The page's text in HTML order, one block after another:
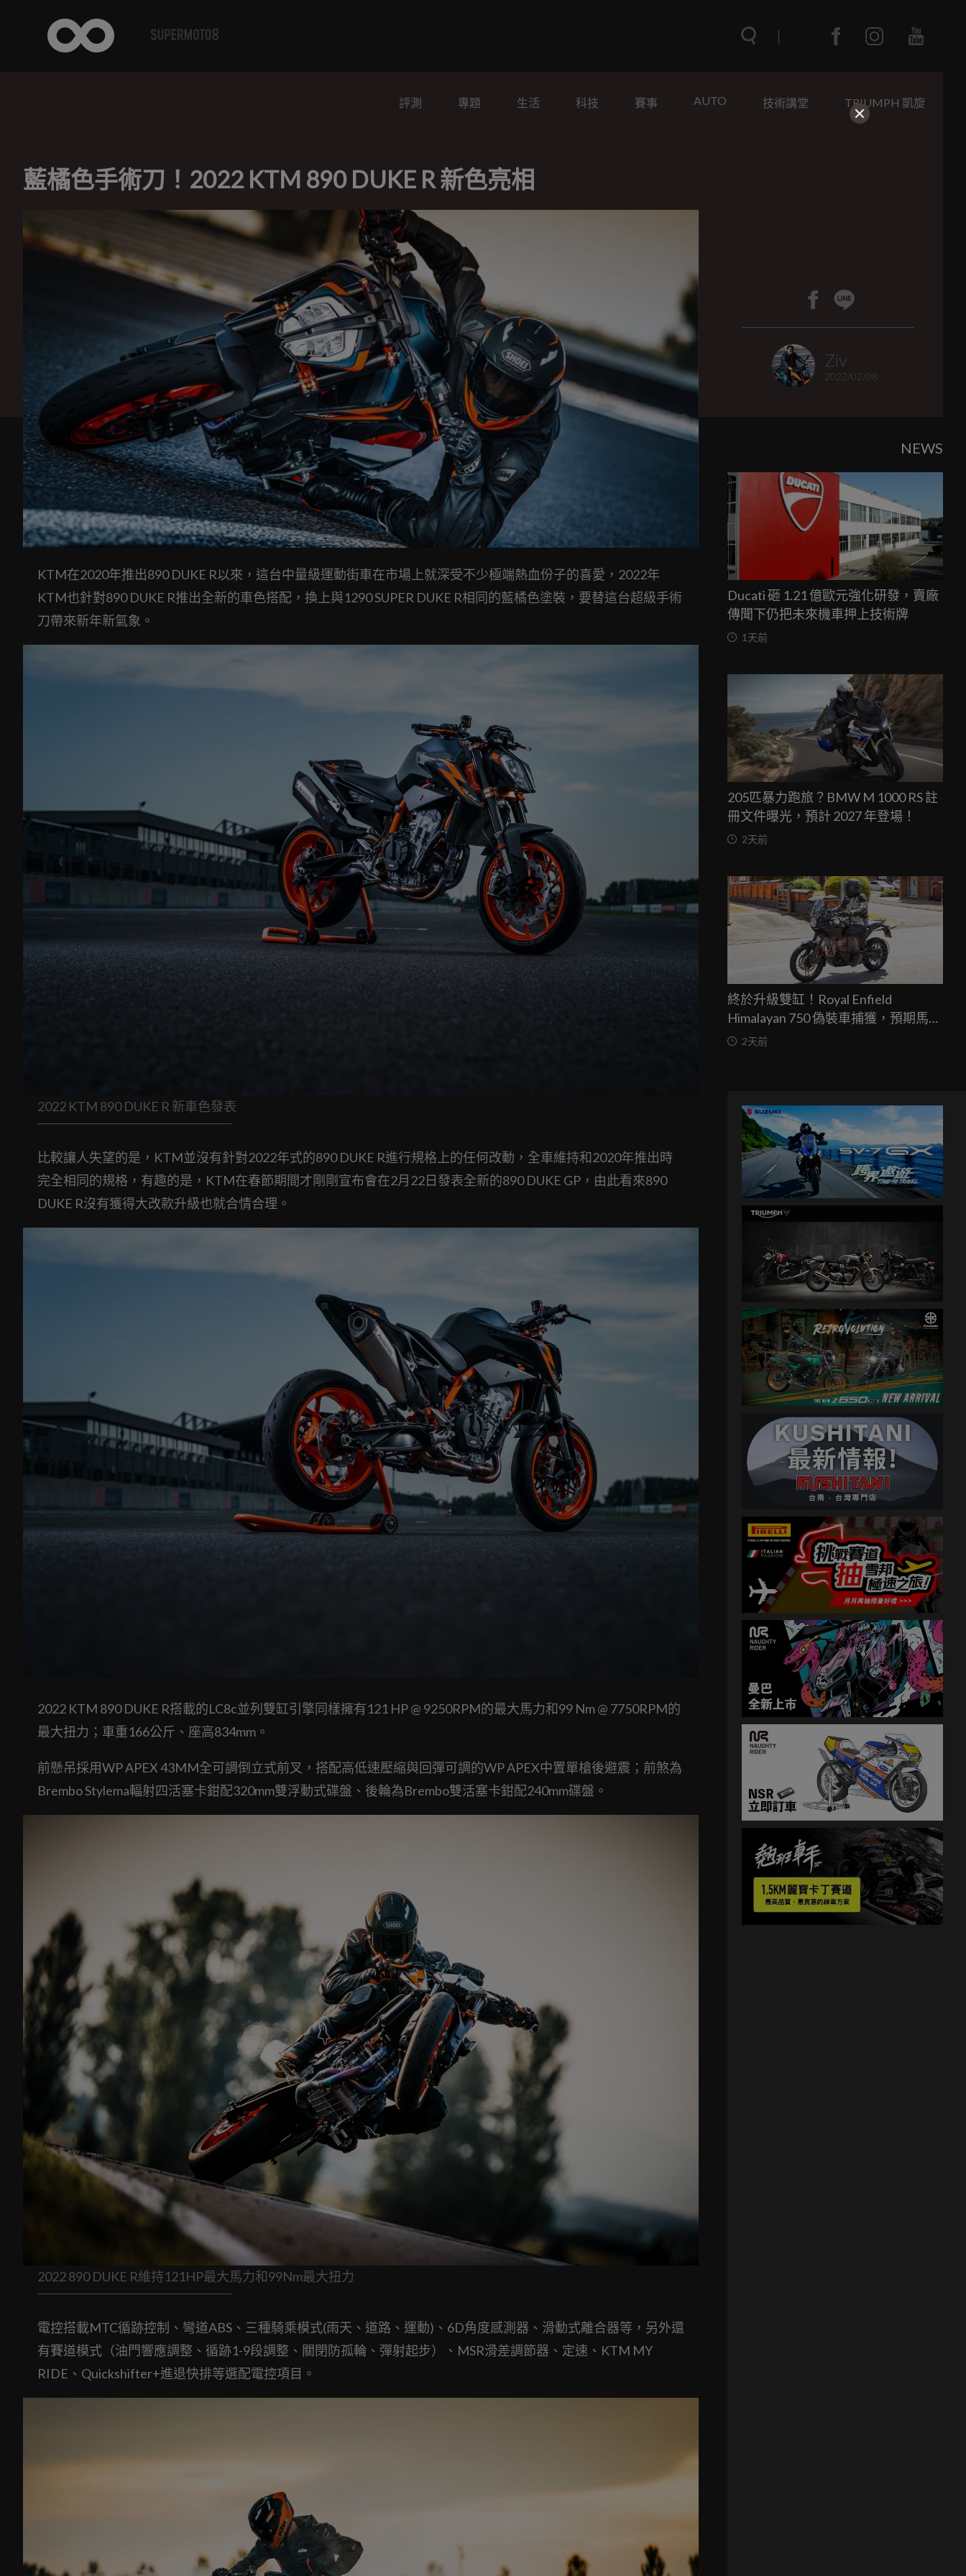
評測 專題 生活 科技 賽事 AUTO 技術講堂 TRIUMPH 凱旋
藍橘色手術刀！2022 KTM 890 DUKE R 新色亮相
Ziv
2022/02/08
KTM在2020年推出890 DUKE R以來，這台中量級運動街車在市場上就深受不少極端熱血份子的喜愛，2022年
KTM也針對890 DUKE R推出全新的車色搭配，換上與1290 SUPER DUKE R相同的藍橘色塗裝，要替這台超級手術
刀帶來新年新氣象。
2022 KTM 890 DUKE R 新車色發表
比較讓人失望的是，KTM並沒有針對2022年式的890 DUKE R進行規格上的任何改動，全車維持和2020年推出時
完全相同的規格，有趣的是，KTM在春節期間才剛剛宣布會在2月22日發表全新的890 DUKE GP，由此看來890
DUKE R沒有獲得大改款升級也就合情合理。
2022 KTM 890 DUKE R搭載的LC8c並列雙缸引擎同樣擁有121 HP @ 9250RPM的最大馬力和99 Nm @ 7750RPM的
最大扭力；車重166公斤、座高834mm。
前懸吊採用WP APEX 43MM全可調倒立式前叉，搭配高低速壓縮與回彈可調的WP APEX中置單槍後避震；前煞為
Brembo Stylema輻射四活塞卡鉗配320mm雙浮動式碟盤、後輪為Brembo雙活塞卡鉗配240mm碟盤。
2022 890 DUKE R維持121HP最大馬力和99Nm最大扭力
電控搭載MTC循跡控制、彎道ABS、三種騎乘模式(雨天、道路、運動)、6D角度感測器、滑動式離合器等，另外還
有賽道模式（油門響應調整、循跡1-9段調整、關閉防孤輪、彈射起步）、MSR滑差調節器、定速、KTM MY
RIDE、Quickshifter+進退快排等選配電控項目。
NEWS
Ducati 砸 1.21 億歐元強化研發，賣廠
傳聞下仍把未來機車押上技術牌
1天前
205匹暴力跑旅？BMW M 1000 RS 註
冊文件曝光，預計 2027 年登場！
2天前
終於升級雙缸！Royal Enfield
Himalayan 750 偽裝車捕獲，預期馬力
突破67匹，最快米蘭車展亮相
2天前